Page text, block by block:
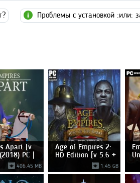
Проблемы с установкой :или:
Apart [v
PC |
406.45 MB
Age of Empires 2:
HD Edition [v 5.6 +
1.45 GB